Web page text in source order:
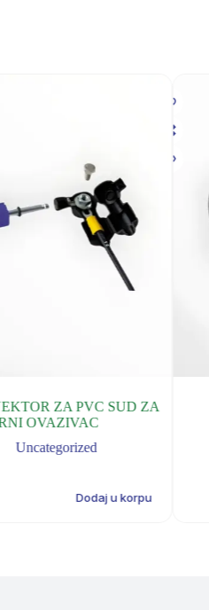
ZA PVC SUD ZA
OVAZIVAC
Uncategorized
Dodaj u korpu